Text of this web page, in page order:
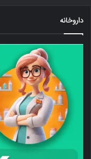
داروخانه